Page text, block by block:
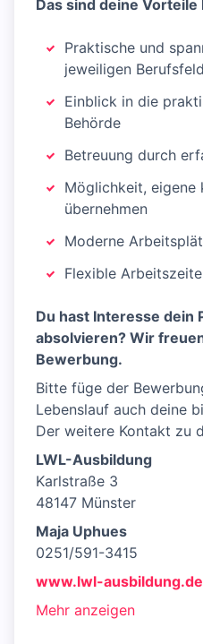
Das sind deine Vorteile
Praktische und
jeweiligen Berufsfeld
Einblick in die
Behörde
Betreuung durch
Möglichkeit, eigene
übernehmen
Moderne
Flexible
Du hast Interesse dein
absolvieren? Wir
Bewerbung.
Bitte füge der
Lebenslauf auch deine
Der weitere Kontakt zu
LWL-Ausbildung
Karlstraße 3
48147 Münster
Maja Uphues
0251/591-3415
www.lwl-ausbildung.de
Mehr anzeigen